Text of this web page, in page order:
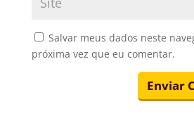
Salvar meus dados neste
próxima vez que eu comentar.